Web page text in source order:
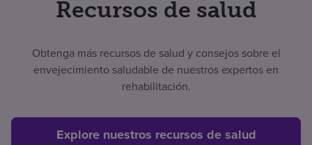
Recursos de salud
Obtenga más recursos de salud y consejos sobre el
envejecimiento saludable de nuestros expertos en
rehabilitación.
Explore nuestros recursos de salud